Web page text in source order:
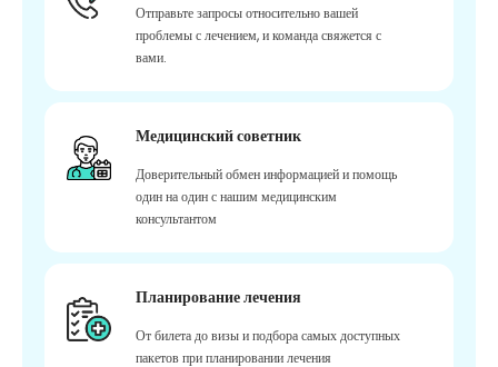
Отправьте запросы относительно вашей
проблемы с лечением, и команда свяжется с
вами.
Медицинский советник
Доверительный обмен информацией и помощь
один на один с нашим медицинским
консультантом
Планирование лечения
От билета до визы и подбора самых доступных
пакетов при планировании лечения